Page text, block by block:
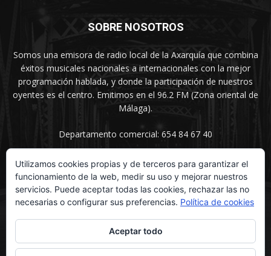
SOBRE NOSOTROS
Somos una emisora de radio local de la Axarquía que combina
éxitos musicales nacionales a internacionales con la mejor
programación hablada, y donde la participación de nuestros
oyentes es el centro. Emitimos en el 96.2 FM (Zona oriental de
Málaga).
Departamento comercial: 654 84 67 40
SÍGUENOS
Utilizamos cookies propias y de terceros para garantizar el
funcionamiento de la web, medir su uso y mejorar nuestros
servicios. Puede aceptar todas las cookies, rechazar las no
necesarias o configurar sus preferencias. Política de cookies
Aceptar todo